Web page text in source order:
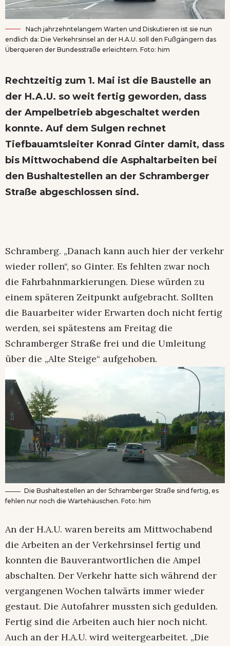
Nach jahrzehntelangem Warten und Diskutieren ist sie nun
endlich da: Die Verkehrsinsel an der H.A.U. soll den Fußgängern das
Überqueren der Bundesstraße erleichtern. Foto: him
Rechtzeitig zum 1. Mai ist die Baustelle an
der H.A.U. so weit fertig geworden, dass
der Ampelbetrieb abgeschaltet werden
konnte. Auf dem Sulgen rechnet
Tiefbauamtsleiter Konrad Ginter damit, dass
bis Mittwochabend die Asphaltarbeiten bei
den Bushaltestellen an der Schramberger
Straße abgeschlossen sind.
Schramberg. „Danach kann auch hier der verkehr
wieder rollen“, so Ginter. Es fehlten zwar noch
die Fahrbahnmarkierungen. Diese würden zu
einem späteren Zeitpunkt aufgebracht. Sollten
die Bauarbeiter wider Erwarten doch nicht fertig
werden, sei spätestens am Freitag die
Schramberger Straße frei und die Umleitung
über die „Alte Steige“ aufgehoben.
Die Bushaltestellen an der Schramberger Straße sind fertig, es
fehlen nur noch die Wartehäuschen. Foto: him
An der H.A.U. waren bereits am Mittwochabend
die Arbeiten an der Verkehrsinsel fertig und
konnten die Bauverantwortlichen die Ampel
abschalten. Der Verkehr hatte sich während der
vergangenen Wochen talwärts immer wieder
gestaut. Die Autofahrer mussten sich gedulden.
Fertig sind die Arbeiten auch hier noch nicht.
Auch an der H.A.U. wird weitergearbeitet. „Die